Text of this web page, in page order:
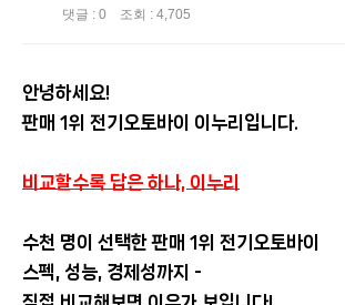
댓글 : 0 조회 : 4,705
안녕하세요!
판매 1위 전기오토바이 이누리입니다.
비교할수록 답은 하나, 이누리
수천 명이 선택한 판매 1위 전기오토바이
스펙, 성능, 경제성까지 -